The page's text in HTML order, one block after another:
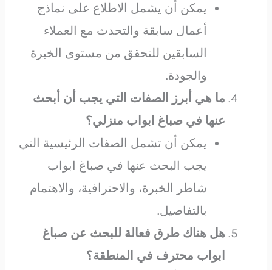
يمكن أن يشمل الاطلاع على نماذج
أعمال سابقة والتحدث مع العملاء
السابقين للتحقق من مستوى الخبرة
والجودة.
ما هي أبرز الصفات التي يجب أن أبحث
عنها في صباغ ابواب منزلي؟
يمكن أن تشمل الصفات الرئيسية التي
يجب البحث عنها في صباغ ابواب
شاطر الخبرة، والاحترافية، والاهتمام
بالتفاصيل.
هل هناك طرق فعالة للبحث عن صباغ
ابواب محترف في المنطقة؟